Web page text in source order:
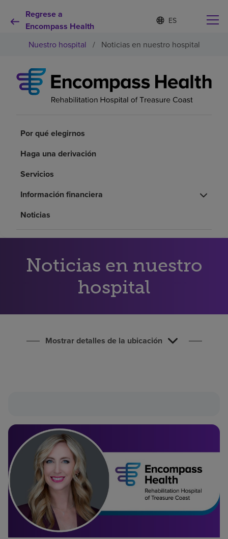
Regrese a
Encompass Health
Lista
de
contraída
d
o
s
e
e
Por qué debe elegirnos
Recursos de salud
Inversores
Nuestro hospital / Noticias en nuestro hospital
Por qué elegirnos
Haga una derivación
Servicios
Información financiera
Noticias
Noticias en nuestro
hospital
Mostrar detalles de la ubicación